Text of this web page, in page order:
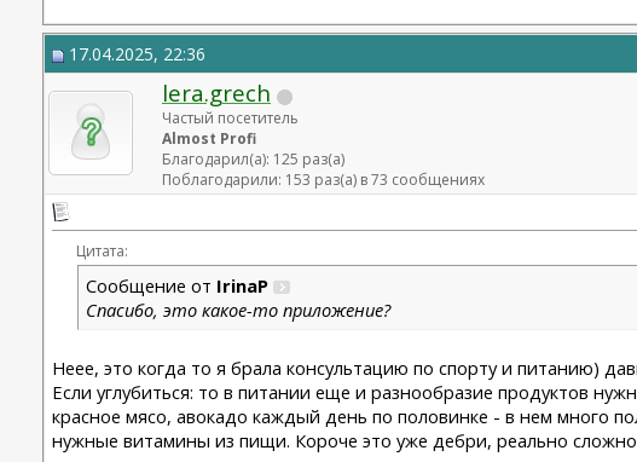
17.04.2025, 22:36
lera.grech
Частый посетитель
Almost Profi
Благодарил(а): 125 раз(а)
Поблагодарили: 153 раз(а) в 73 сообщениях
Цитата:
Сообщение от IrinaP
Спасибо, это какое-то приложение?
Неее, это когда то я брала консультацию по спорту и питанию)
Если углубиться: то в питании еще и разнообразие продуктов
красное мясо, авокадо каждый день по половинке - в нем много
нужные витамины из пищи. Короче это уже дебри, реально сложно